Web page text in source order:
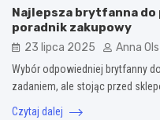
Najlepsza brytfanna do
poradnik zakupowy
23 lipca 2025 Anna
Wybór odpowiedniej brytfanny
zadaniem, ale stojąc przed
Czytaj dalej